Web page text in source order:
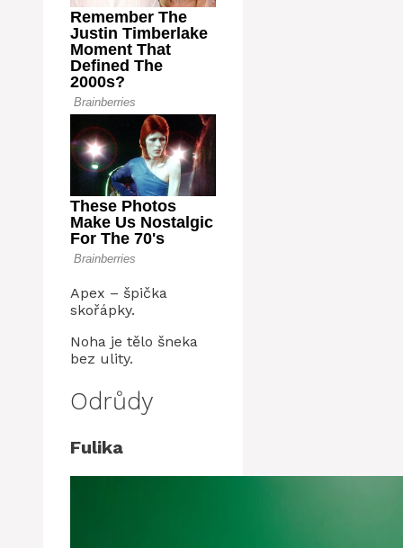
Apex – špička
skořápky.
Noha je tělo šneka
bez ulity.
Odrůdy
Fulika